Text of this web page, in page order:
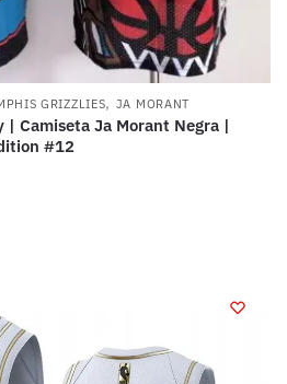
GRIZZLIES, JA MORANT
| Camiseta Ja Morant Negra |
#12